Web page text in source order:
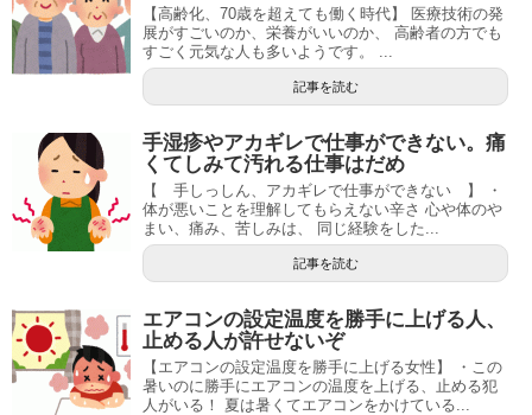
【高齢化、70歳を超えても働く時代】 医療技術の発
展がすごいのか、栄養がいいのか、 高齢者の方でも
すごく元気な人も多いようです。 ...
記事を読む
手湿疹やアカギレで仕事ができない。痛
くてしみて汚れる仕事はだめ
【 手しっしん、アカギレで仕事ができない 】 ・
体が悪いことを理解してもらえない辛さ 心や体のや
まい、痛み、苦しみは、 同じ経験をした...
記事を読む
エアコンの設定温度を勝手に上げる人、
止める人が許せないぞ
【エアコンの設定温度を勝手に上げる女性】 ・この
暑いのに勝手にエアコンの温度を上げる、止める犯
人がいる！ 夏は暑くてエアコンをかけている...